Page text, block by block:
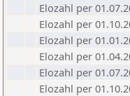
Elozahl per
Elozahl per
Elozahl per
Elozahl per
Elozahl per
Elozahl per